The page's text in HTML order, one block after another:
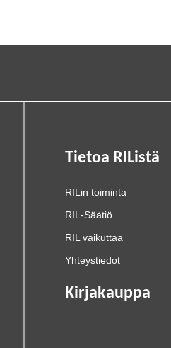
Tietoa RIListä
RILin toiminta
RIL-Säätiö
RIL vaikuttaa
Yhteystiedot
Kirjakauppa